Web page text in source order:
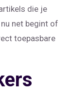
die je
net begint of
toepasbare